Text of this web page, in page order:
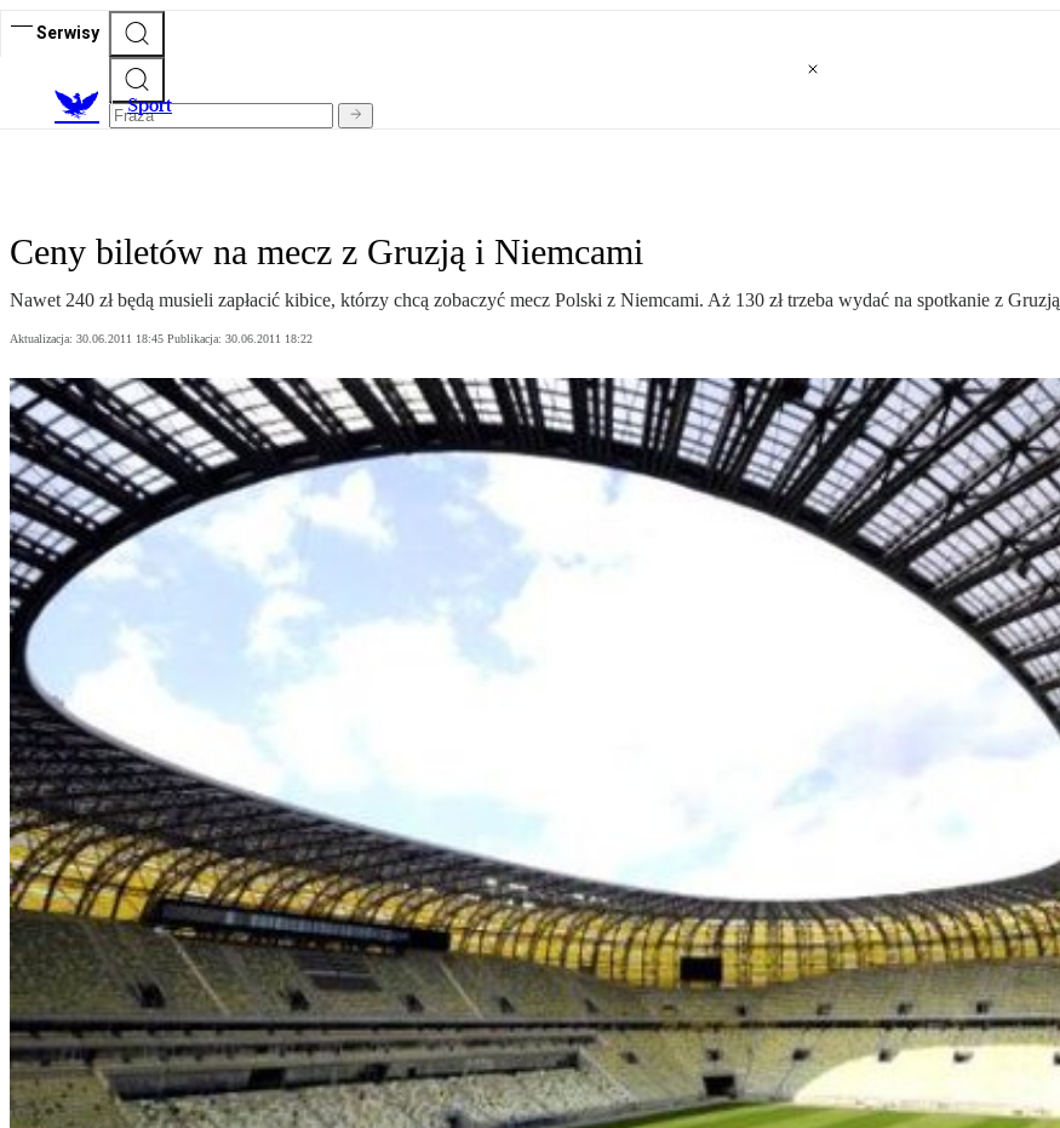
Serwisy
Sport
Ceny biletów na mecz z Gruzją i Niemcami
Nawet 240 zł będą musieli zapłacić kibice, którzy chcą zobaczyć mecz Polski z Niemcami. Aż 130 zł trzeba wydać na spotkanie z Gruzją
Aktualizacja: 30.06.2011 18:45 Publikacja: 30.06.2011 18:22